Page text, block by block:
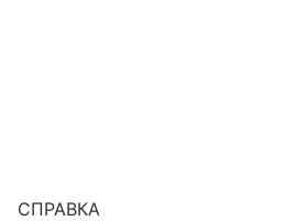
СПРАВКА